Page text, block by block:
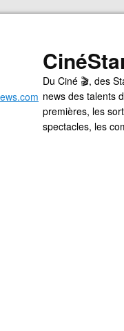
Du Ciné 🎬, des
news des talents
premières, les
spectacles, les